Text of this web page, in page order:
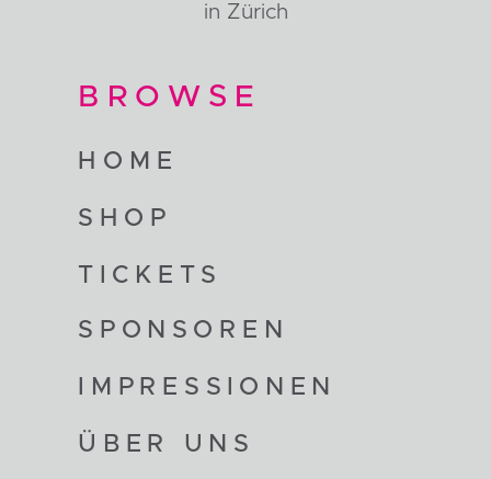
BROWSE
HOME
TICKETS
SHOP
ÜBER UNS
in Zürich
IMPRESSIONEN
SPONSOREN